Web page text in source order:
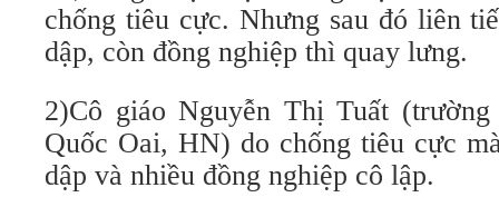
chống tiêu cực. Nhưng sau đó liên
dập, còn đồng nghiệp thì quay lưng.
2)Cô giáo Nguyễn Thị Tuất
Quốc Oai, HN) do chống tiêu cực
dập và nhiều đồng nghiệp cô lập.